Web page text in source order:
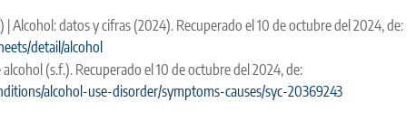
Alcohol: datos y cifras (2024). Recuperado el 10 de octubre del 2024, de:
detail/alcohol
(s.f.). Recuperado el 10 de octubre del 2024, de:
alcohol-use-disorder/symptoms-causes/syc-20369243